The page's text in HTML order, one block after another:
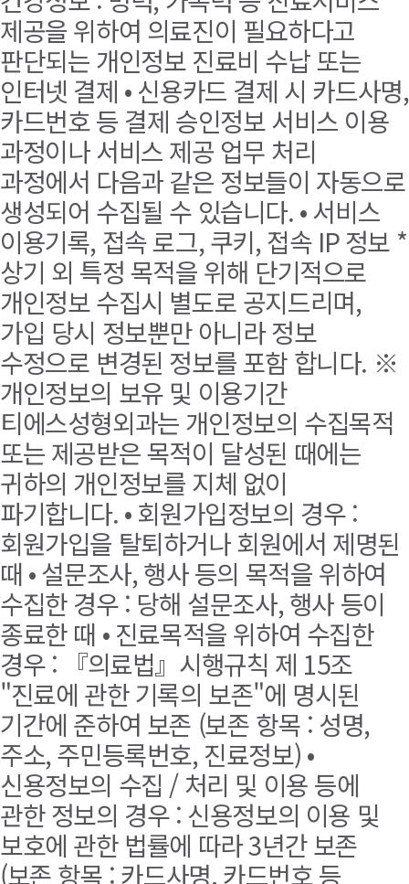
제공을 위하여 의료진이 필요하다고
판단되는 개인정보 진료비 수납 또는
인터넷 결제 • 신용카드 결제 시 카드사명,
카드번호 등 결제 승인정보 서비스 이용
과정이나 서비스 제공 업무 처리
과정에서 다음과 같은 정보들이 자동으로
생성되어 수집될 수 있습니다. • 서비스
이용기록, 접속 로그, 쿠키, 접속 IP 정보 *
상기 외 특정 목적을 위해 단기적으로
개인정보 수집시 별도로 공지드리며,
가입 당시 정보뿐만 아니라 정보
수정으로 변경된 정보를 포함 합니다. ※
개인정보의 보유 및 이용기간
티에스성형외과는 개인정보의 수집목적
또는 제공받은 목적이 달성된 때에는
귀하의 개인정보를 지체 없이
파기합니다. • 회원가입정보의 경우 :
회원가입을 탈퇴하거나 회원에서 제명된
때 • 설문조사, 행사 등의 목적을 위하여
수집한 경우 : 당해 설문조사, 행사 등이
종료한 때 • 진료목적을 위하여 수집한
경우 : 『의료법』시행규칙 제 15조
"진료에 관한 기록의 보존"에 명시된
기간에 준하여 보존 (보존 항목 : 성명,
주소, 주민등록번호, 진료정보) •
신용정보의 수집 / 처리 및 이용 등에
관한 정보의 경우 : 신용정보의 이용 및
보호에 관한 법률에 따라 3년간 보존
(보존 항목 : 카드사명, 카드번호 등